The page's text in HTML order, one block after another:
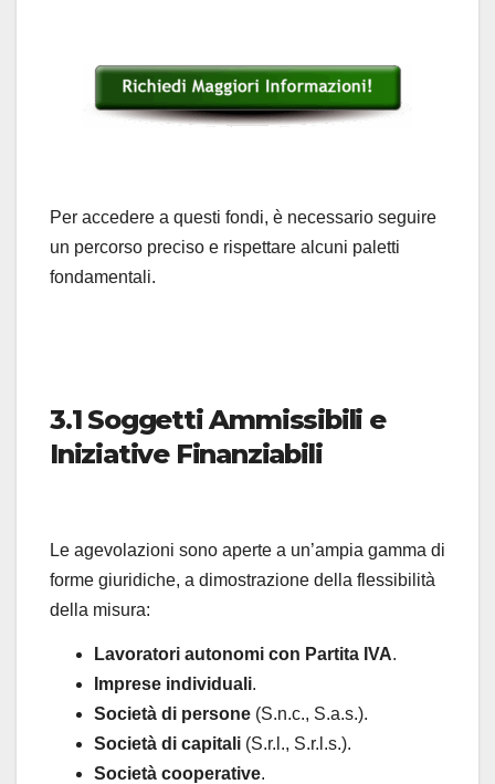
Per accedere a questi fondi, è necessario seguire
un percorso preciso e rispettare alcuni paletti
fondamentali.
3.1 Soggetti Ammissibili e
Iniziative Finanziabili
Le agevolazioni sono aperte a un’ampia gamma di
forme giuridiche, a dimostrazione della flessibilità
della misura:
Lavoratori autonomi con Partita IVA.
Imprese individuali.
Società di persone (S.n.c., S.a.s.).
Società di capitali (S.r.l., S.r.l.s.).
Società cooperative.